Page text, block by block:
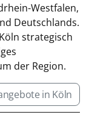
Westfalen,
Deutschlands.
strategisch
der Region.
in Köln